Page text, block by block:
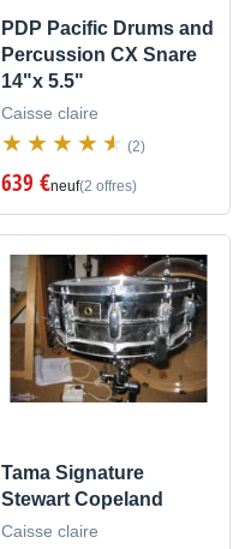
PDP Pacific Drums and
Percussion CX Snare
14"x 5.5"
Caisse claire
(2)
639 €neuf(2 offres)
Tama Signature
Stewart Copeland
Caisse claire